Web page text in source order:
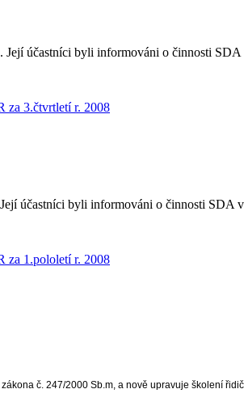
účastníci byli informováni o činnosti
za 3.čtvrtletí r. 2008
účastníci byli informováni o činnosti
za 1.pololetí r. 2008
č. 247/2000 Sb.m, a nově upravuje školení